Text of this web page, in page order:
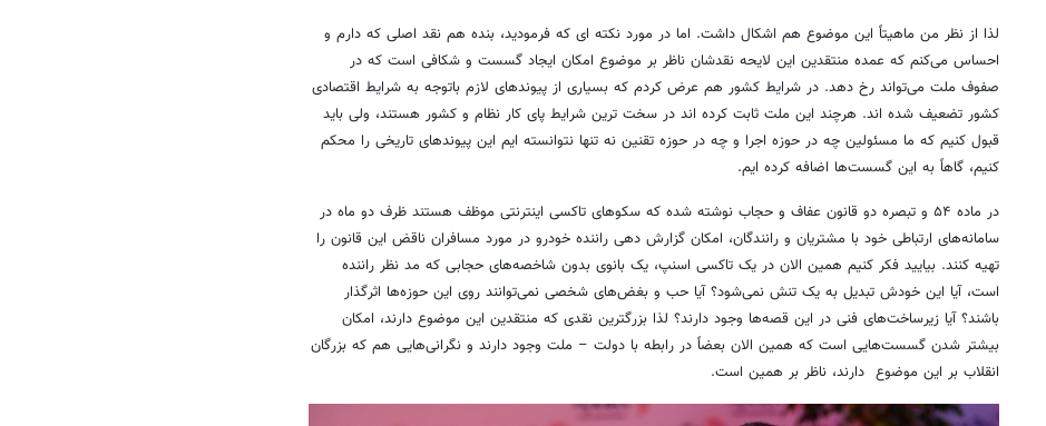
لذا از نظر من ماهیتاً این موضوع هم اشکال داشت. اما در مورد نکته ای که فرمودید، بنده هم نقد اصلی که دارم و
احساس می‌کنم که عمده منتقدین این لایحه نقدشان ناظر بر موضوع امکان ایجاد گسست و شکافی است که در
صفوف ملت می‌تواند رخ دهد. در شرایط کشور هم عرض کردم که بسیاری از پیوندهای لازم باتوجه به شرایط اقتصادی
کشور تضعیف شده اند. هرچند این ملت ثابت کرده اند در سخت ترین شرایط پای کار نظام و کشور هستند، ولی باید
قبول کنیم که ما مسئولین چه در حوزه اجرا و چه در حوزه تقنین نه تنها نتوانسته ایم این پیوندهای تاریخی را محکم
کنیم، گاهاً به این گسست‌ها اضافه کرده ایم.
در ماده ۵۴ و تبصره دو قانون عفاف و حجاب نوشته شده که سکوهای تاکسی اینترنتی موظف هستند ظرف دو ماه در
سامانه‌های ارتباطی خود با مشتریان و رانندگان، امکان گزارش دهی راننده خودرو در مورد مسافران ناقض این قانون را
تهیه کنند. بیایید فکر کنیم همین الان در یک تاکسی اسنپ، یک بانوی بدون شاخصه‌های حجابی که مد نظر راننده
است، آیا این خودش تبدیل به یک تنش نمی‌شود؟ آیا حب و بغض‌های شخصی نمی‌توانند روی این حوزه‌ها اثرگذار
باشند؟ آیا زیرساخت‌های فنی در این قصه‌ها وجود دارند؟ لذا بزرگترین نقدی که منتقدین این موضوع دارند، امکان
بیشتر شدن گسست‌هایی است که همین الان بعضاً در رابطه با دولت – ملت وجود دارند و نگرانی‌هایی هم که بزرگان
انقلاب بر این موضوع دارند، ناظر بر همین است.